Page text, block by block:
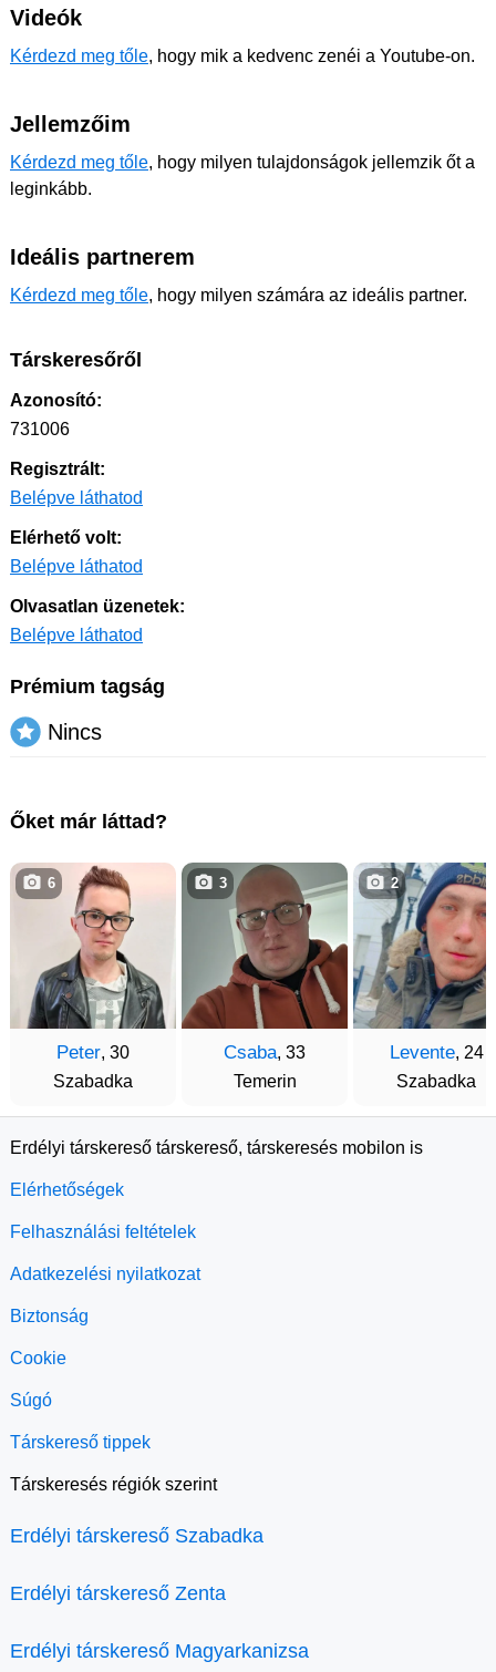
Videók
Kérdezd meg tőle, hogy mik a kedvenc zenéi a Youtube-on.
Jellemzőim
Kérdezd meg tőle, hogy milyen tulajdonságok jellemzik őt a
leginkább.
Ideális partnerem
Kérdezd meg tőle, hogy milyen számára az ideális partner.
Társkeresőről
Azonosító:
731006
Regisztrált:
Belépve láthatod
Elérhető volt:
Belépve láthatod
Olvasatlan üzenetek:
Belépve láthatod
Prémium tagság
Nincs
Őket már láttad?
Peter, 30
Szabadka
6
Csaba, 33
Temerin
3
Levente, 24
Szabadka
2
Erdélyi társkereső társkereső, társkeresés mobilon is
Elérhetőségek
Felhasználási feltételek
Adatkezelési nyilatkozat
Biztonság
Cookie
Súgó
Társkereső tippek
Társkeresés régiók szerint
Erdélyi társkereső Szabadka
Erdélyi társkereső Zenta
Erdélyi társkereső Magyarkanizsa